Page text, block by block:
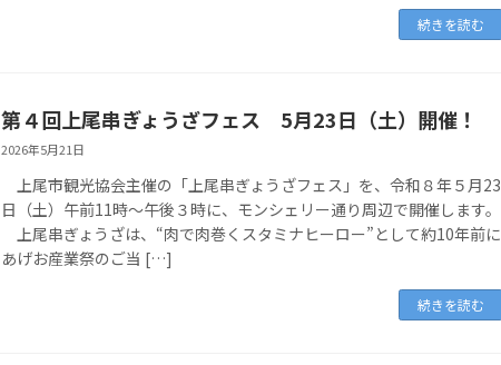
続きを読む
第４回上尾串ぎょうざフェス 5月23日（土）開催！
2026年5月21日
上尾市観光協会主催の「上尾串ぎょうざフェス」を、令和８年５月23
日（土）午前11時～午後３時に、モンシェリー通り周辺で開催します。
上尾串ぎょうざは、“肉で肉巻くスタミナヒーロー”として約10年前に
あげお産業祭のご当 […]
続きを読む